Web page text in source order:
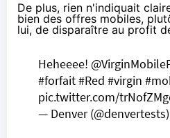
De plus, rien n'indiquait
bien des offres mobiles,
lui, de disparaître au profit
Heheeee!
#forfait#Red #virgin
pic.twitter.com/
— Denver (@denvertests)